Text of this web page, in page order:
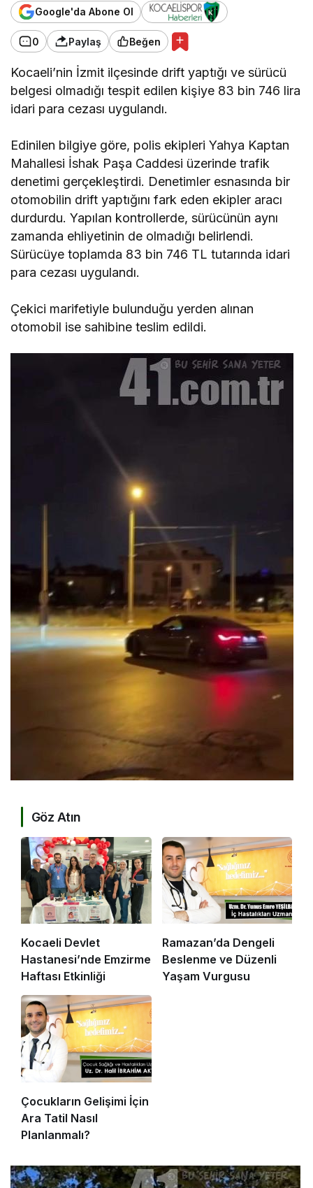
Google'da Abone Ol
0 Paylaş Beğen
Kocaeli’nin İzmit ilçesinde drift yaptığı ve sürücü
belgesi olmadığı tespit edilen kişiye 83 bin 746 lira
idari para cezası uygulandı.
Edinilen bilgiye göre, polis ekipleri Yahya Kaptan
Mahallesi İshak Paşa Caddesi üzerinde trafik
denetimi gerçekleştirdi. Denetimler esnasında bir
otomobilin drift yaptığını fark eden ekipler aracı
durdurdu. Yapılan kontrollerde, sürücünün aynı
zamanda ehliyetinin de olmadığı belirlendi.
Sürücüye toplamda 83 bin 746 TL tutarında idari
para cezası uygulandı.
Çekici marifetiyle bulunduğu yerden alınan
otomobil ise sahibine teslim edildi.
Göz Atın
Kocaeli Devlet
Hastanesi’nde Emzirme
Haftası Etkinliği
Ramazan’da Dengeli
Beslenme ve Düzenli
Yaşam Vurgusu
Çocukların Gelişimi İçin
Ara Tatil Nasıl
Planlanmalı?